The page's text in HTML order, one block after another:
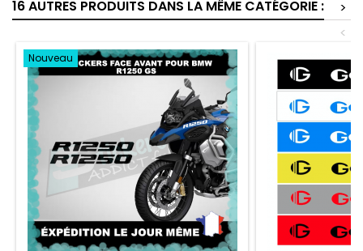
16 AUTRES PRODUITS DANS LA MÊME CATÉGORIE :
>
<
Nouveau